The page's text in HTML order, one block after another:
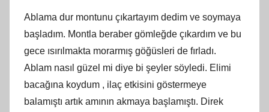
Ablama dur montunu çıkartayım dedim ve soymaya
başladım. Montla beraber gömleğde çıkardım ve bu
gece ısırılmakta morarmış göğüsleri de fırladı.
Ablam nasıl güzel mi diye bi şeyler söyledi. Elimi
bacağına koydum , ilaç etkisini göstermeye
balamıştı artık amının akmaya başlamıştı. Direk